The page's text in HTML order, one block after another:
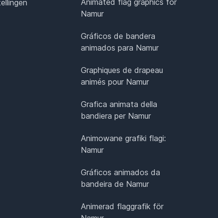
Namur
Gráficos de bandera
animados para Namur
Graphiques de drapeau
animés pour Namur
Grafica animata della
bandiera per Namur
Animowane grafiki flagi:
Namur
Gráficos animados da
bandeira de Namur
Animerad flaggrafik för